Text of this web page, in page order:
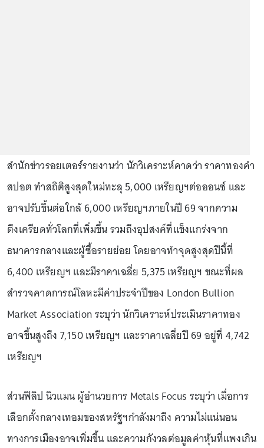
สำนักข่าวรอยเตอร์รายงานว่า นักวิเคราะห์คาดว่า ราคาทองคำ
สปอต ทำสถิติสูงสุดใหม่ทะลุ 5,000 เหรียญฯต่อออนซ์ และ
อาจปรับขึ้นต่อใกล้ 6,000 เหรียญฯภายในปี 69 จากความ
ตึงเครียดทั่วโลกที่เพิ่มขึ้น รวมถึงอุปสงค์ที่แข็งแกร่งจาก
ธนาคารกลางและผู้ซื้อรายย่อย โดยอาจทำจุดสูงสุดปีนี้ที่
6,400 เหรียญฯ และมีราคาเฉลี่ย 5,375 เหรียญฯ ขณะที่ผล
สำรวจคาดการณ์โลหะมีค่าประจำปีของ London Bullion
Market Association ระบุว่า นักวิเคราะห์ประเมินราคาทอง
อาจขึ้นสูงถึง 7,150 เหรียญฯ และราคาเฉลี่ยปี 69 อยู่ที่ 4,742
เหรียญฯ
ส่วนฟิลิป นิวแมน ผู้อำนวยการ Metals Focus ระบุว่า เมื่อการ
เลือกตั้งกลางเทอมของสหรัฐฯกำลังมาถึง ความไม่แน่นอน
ทางการเมืองอาจเพิ่มขึ้น และความกังวลต่อมูลค่าหุ้นที่แพงเกิน